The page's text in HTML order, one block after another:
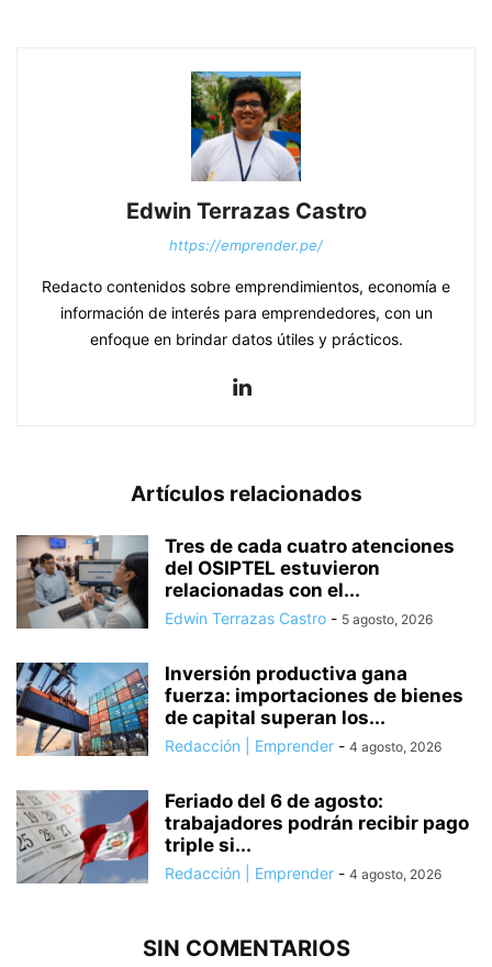
Edwin Terrazas Castro
https://emprender.pe/
Redacto contenidos sobre emprendimientos, economía e
información de interés para emprendedores, con un
enfoque en brindar datos útiles y prácticos.
Artículos relacionados
Tres de cada cuatro atenciones
del OSIPTEL estuvieron
relacionadas con el...
Edwin Terrazas Castro - 5 agosto, 2026
Inversión productiva gana
fuerza: importaciones de bienes
de capital superan los...
Redacción | Emprender - 4 agosto, 2026
Feriado del 6 de agosto:
trabajadores podrán recibir pago
triple si...
Redacción | Emprender - 4 agosto, 2026
SIN COMENTARIOS